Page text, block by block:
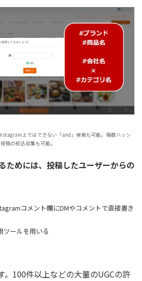
上ではできない「and」検索も可能。複数ハッシ
稿の絞込収集も可能。
ためには、投稿したユーザーからの
コメント欄にDMやコメントで直接書き
ツールを用いる
。100件以上などの大量のUGCの許